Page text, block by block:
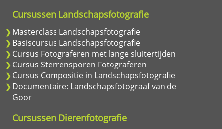
Cursussen Landschapsfotografie
Masterclass Landschapsfotografie
Basiscursus Landschapsfotografie
Cursus Fotograferen met lange sluitertijden
Cursus Sterrensporen Fotograferen
Cursus Compositie in Landschapsfotografie
Documentaire: Landschapsfotograaf van de
Goor
Cursussen Dierenfotografie